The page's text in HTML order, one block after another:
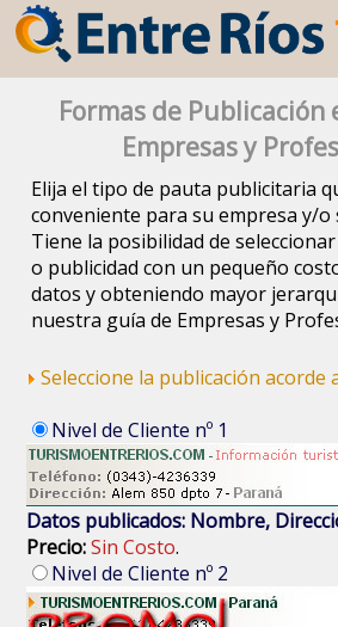
Formas de Publicación
Empresas y
Elija el tipo de pauta publicitaria
conveniente para su empresa y/o
Tiene la posibilidad de
o publicidad con un pequeño
datos y obteniendo mayor
nuestra guía de Empresas y
Seleccione la publicación acorde
Nivel de Cliente nº 1
Datos publicados: Nombre,
Precio:Sin Costo.
Nivel de Cliente nº 2